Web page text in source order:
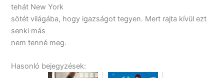
tehát New York
sötét világába, hogy igazságot tegyen. Mert rajta kívül ezt
senki más
nem tenné meg.
Hasonló bejegyzések: